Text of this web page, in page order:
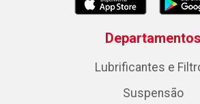
Departamentos
Lubrificantes e
Suspensão